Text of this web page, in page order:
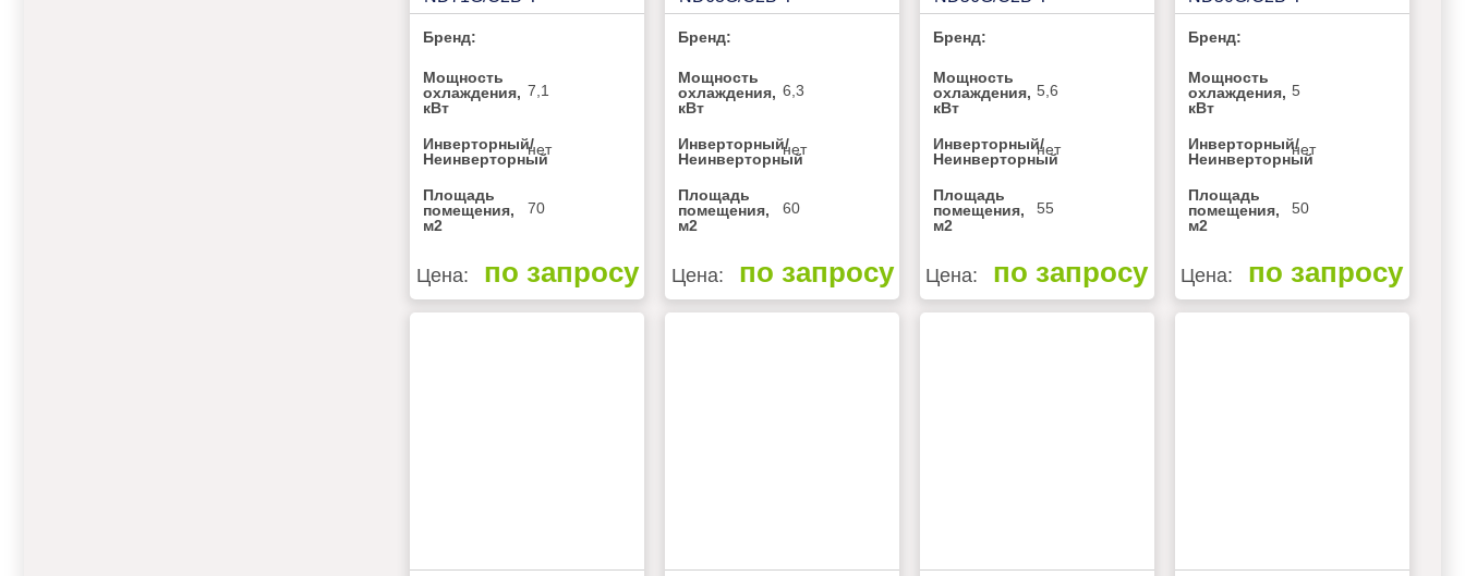
Бренд:
Мощность
охлаждения,
кВт
7,1
Инверторный/
Неинверторный
нет
Площадь
помещения,
м2
70
Цена: по запросу
Бренд:
Мощность
охлаждения,
кВт
6,3
Инверторный/
Неинверторный
нет
Площадь
помещения,
м2
60
Цена: по запросу
Бренд:
Мощность
охлаждения,
кВт
5,6
Инверторный/
Неинверторный
нет
Площадь
помещения,
м2
55
Цена: по запросу
Бренд:
Мощность
охлаждения,
кВт
5
Инверторный/
Неинверторный
нет
Площадь
помещения,
м2
50
Цена: по запросу